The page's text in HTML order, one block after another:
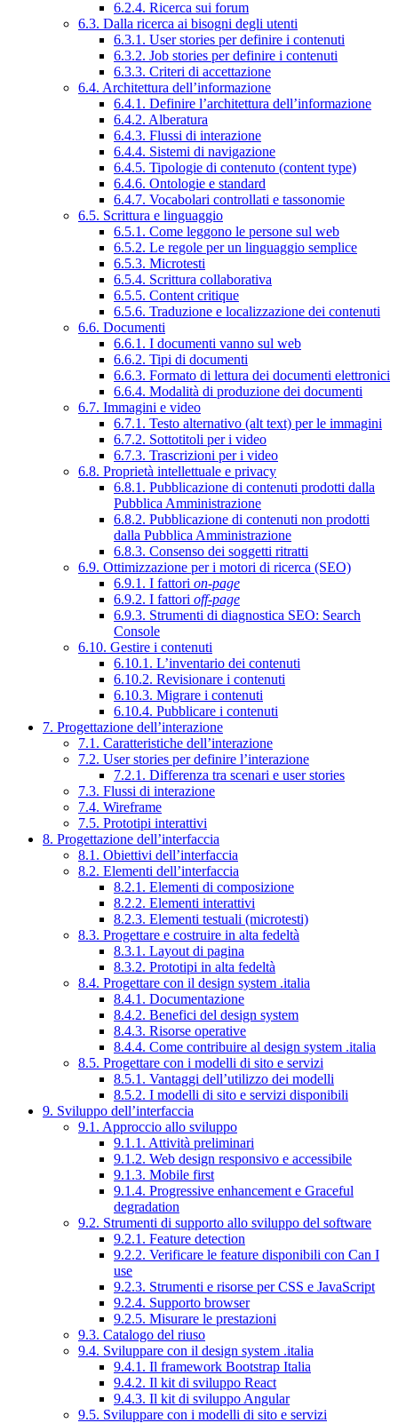
6.2.4. Ricerca sui forum
6.3. Dalla ricerca ai bisogni degli utenti
6.3.1. User stories per definire i contenuti
6.3.2. Job stories per definire i contenuti
6.3.3. Criteri di accettazione
6.4. Architettura dell’informazione
6.4.1. Definire l’architettura dell’informazione
6.4.2. Alberatura
6.4.3. Flussi di interazione
6.4.4. Sistemi di navigazione
6.4.5. Tipologie di contenuto (content type)
6.4.6. Ontologie e standard
6.4.7. Vocabolari controllati e tassonomie
6.5. Scrittura e linguaggio
6.5.1. Come leggono le persone sul web
6.5.2. Le regole per un linguaggio semplice
6.5.3. Microtesti
6.5.4. Scrittura collaborativa
6.5.5. Content critique
6.5.6. Traduzione e localizzazione dei contenuti
6.6. Documenti
6.6.1. I documenti vanno sul web
6.6.2. Tipi di documenti
6.6.3. Formato di lettura dei documenti elettronici
6.6.4. Modalità di produzione dei documenti
6.7. Immagini e video
6.7.1. Testo alternativo (alt text) per le immagini
6.7.2. Sottotitoli per i video
6.7.3. Trascrizioni per i video
6.8. Proprietà intellettuale e privacy
6.8.1. Pubblicazione di contenuti prodotti dalla
Pubblica Amministrazione
6.8.2. Pubblicazione di contenuti non prodotti
dalla Pubblica Amministrazione
6.8.3. Consenso dei soggetti ritratti
6.9. Ottimizzazione per i motori di ricerca (SEO)
6.9.1. I fattori on-page
6.9.2. I fattori off-page
6.9.3. Strumenti di diagnostica SEO: Search
Console
6.10. Gestire i contenuti
6.10.1. L’inventario dei contenuti
6.10.2. Revisionare i contenuti
6.10.3. Migrare i contenuti
6.10.4. Pubblicare i contenuti
7. Progettazione dell’interazione
7.1. Caratteristiche dell’interazione
7.2. User stories per definire l’interazione
7.2.1. Differenza tra scenari e user stories
7.3. Flussi di interazione
7.4. Wireframe
7.5. Prototipi interattivi
8. Progettazione dell’interfaccia
8.1. Obiettivi dell’interfaccia
8.2. Elementi dell’interfaccia
8.2.1. Elementi di composizione
8.2.2. Elementi interattivi
8.2.3. Elementi testuali (microtesti)
8.3. Progettare e costruire in alta fedeltà
8.3.1. Layout di pagina
8.3.2. Prototipi in alta fedeltà
8.4. Progettare con il design system .italia
8.4.1. Documentazione
8.4.2. Benefici del design system
8.4.3. Risorse operative
8.4.4. Come contribuire al design system .italia
8.5. Progettare con i modelli di sito e servizi
8.5.1. Vantaggi dell’utilizzo dei modelli
8.5.2. I modelli di sito e servizi disponibili
9. Sviluppo dell’interfaccia
9.1. Approccio allo sviluppo
9.1.1. Attività preliminari
9.1.2. Web design responsivo e accessibile
9.1.3. Mobile first
9.1.4. Progressive enhancement e Graceful
degradation
9.2. Strumenti di supporto allo sviluppo del software
9.2.1. Feature detection
9.2.2. Verificare le feature disponibili con Can I
use
9.2.3. Strumenti e risorse per CSS e JavaScript
9.2.4. Supporto browser
9.2.5. Misurare le prestazioni
9.3. Catalogo del riuso
9.4. Sviluppare con il design system .italia
9.4.1. Il framework Bootstrap Italia
9.4.2. Il kit di sviluppo React
9.4.3. Il kit di sviluppo Angular
9.5. Sviluppare con i modelli di sito e servizi